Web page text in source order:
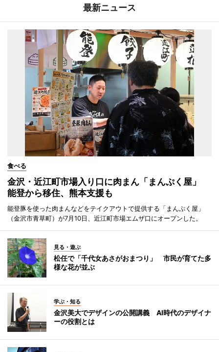
最新ニュース
食べる
金沢・近江町市場入り口に肉まん「まんぷく屋」
能登から移住、熊本支援も
能登豚を使った肉まんなどをテイクアウトで提供する「まんぷく屋」
（金沢市青草町）が7月10日、近江町市場エムザ口にオープンした。
見る・遊ぶ
松任で「千代女あさがおまつり」 市民が育てた多
様な花が並ぶ
学ぶ・知る
金沢美大でデザインの公開講義 AI時代のデザイナ
ーの役割とは